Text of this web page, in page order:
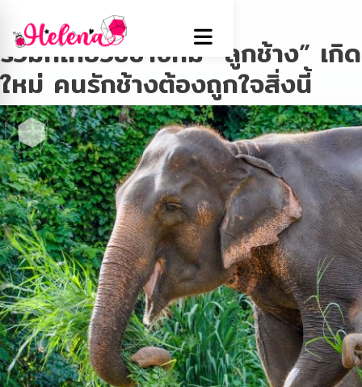
Tag:คนรักช้าง
รวมที่เที่ยวขี่ช้างที่มี “ลูกช้าง” เกิด
ใหม่ คนรักช้างต้องถูกใจสิ่งนี้